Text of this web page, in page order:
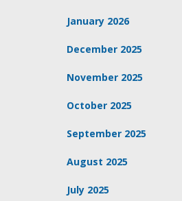
January 2026
December 2025
November 2025
October 2025
September 2025
August 2025
July 2025